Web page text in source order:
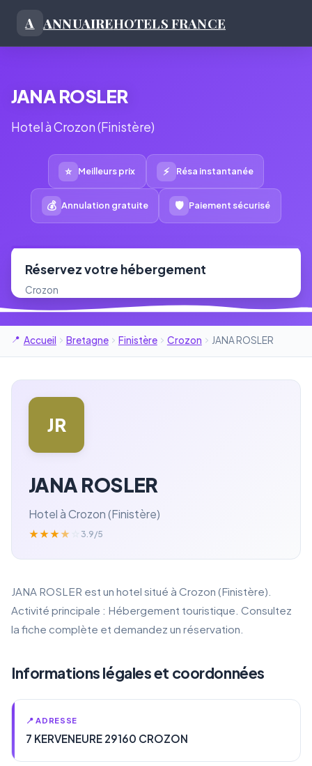
A ANNUAIREHOTELS FRANCE
JANA ROSLER
Hotel à Crozon (Finistère)
⭐ Meilleurs prix ⚡ Résa instantanée
💰 Annulation gratuite 🛡 Paiement sécurisé
Réservez votre hébergement
Crozon
Accueil Bretagne Finistère Crozon JANA ROSLER
JR
JANA ROSLER
Hotel à Crozon (Finistère)
★★★★ 3.9/5
JANA ROSLER est un hotel situé à Crozon (Finistère).
Activité principale : Hébergement touristique. Consultez
la fiche complète et demandez un réservation.
Informations légales et coordonnées
📍 ADRESSE
7 KERVENEURE 29160 CROZON